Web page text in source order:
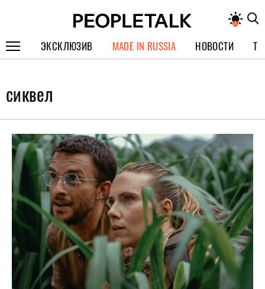
ЭКСКЛЮЗИВ
ИНТЕРВЬЮ
ПОКОЛЕНИЕ
MADE IN RUSSIA НОВОСТИ
сиквел